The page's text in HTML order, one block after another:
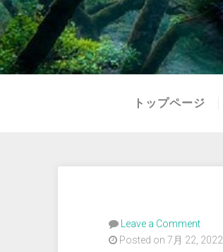
トップページ
Leave a Comment
Posted on 7月 22, 2022